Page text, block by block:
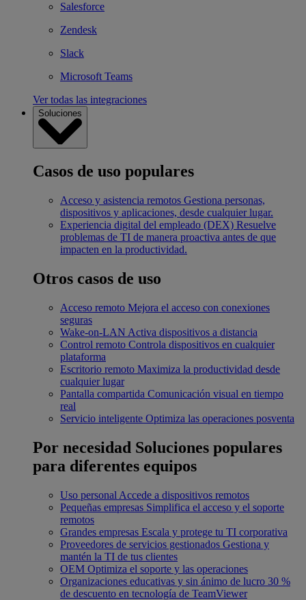
Salesforce
Zendesk
Slack
Microsoft Teams
Ver todas las integraciones
Soluciones
Casos de uso populares
Acceso y asistencia remotos Gestiona personas,
dispositivos y aplicaciones, desde cualquier lugar.
Experiencia digital del empleado (DEX) Resuelve
problemas de TI de manera proactiva antes de que
impacten en la productividad.
Otros casos de uso
Acceso remoto Mejora el acceso con conexiones
seguras
Wake-on-LAN Activa dispositivos a distancia
Control remoto Controla dispositivos en cualquier
plataforma
Escritorio remoto Maximiza la productividad desde
cualquier lugar
Pantalla compartida Comunicación visual en tiempo
real
Servicio inteligente Optimiza las operaciones posventa
Por necesidad Soluciones populares
para diferentes equipos
Uso personal Accede a dispositivos remotos
Pequeñas empresas Simplifica el acceso y el soporte
remotos
Grandes empresas Escala y protege tu TI corporativa
Proveedores de servicios gestionados Gestiona y
mantén la TI de tus clientes
OEM Optimiza el soporte y las operaciones
Organizaciones educativas y sin ánimo de lucro 30 %
de descuento en tecnología de TeamViewer